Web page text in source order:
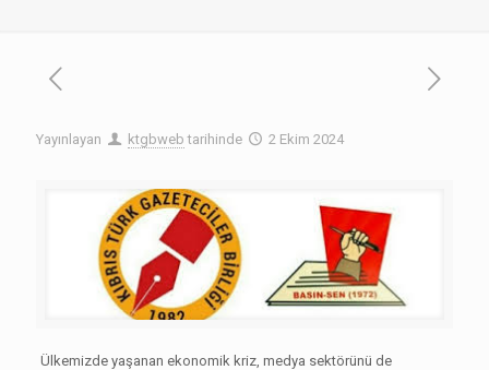
Yayınlayan ktgbweb tarihinde 2 Ekim 2024
Ülkemizde yaşanan ekonomik kriz, medya sektörünü de